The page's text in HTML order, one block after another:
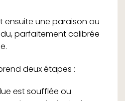
ensuite une paraison ou
parfaitement calibrée
deux étapes :
est soufflée ou